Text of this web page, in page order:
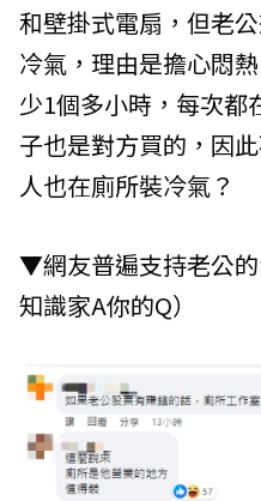
和壁掛式電扇，但老
冷氣，理由是擔心悶
少1個多小時，每次都
子也是對方買的，因
人也在廁所裝冷氣？
▼網友普遍支持老公
知識家A你的Q）